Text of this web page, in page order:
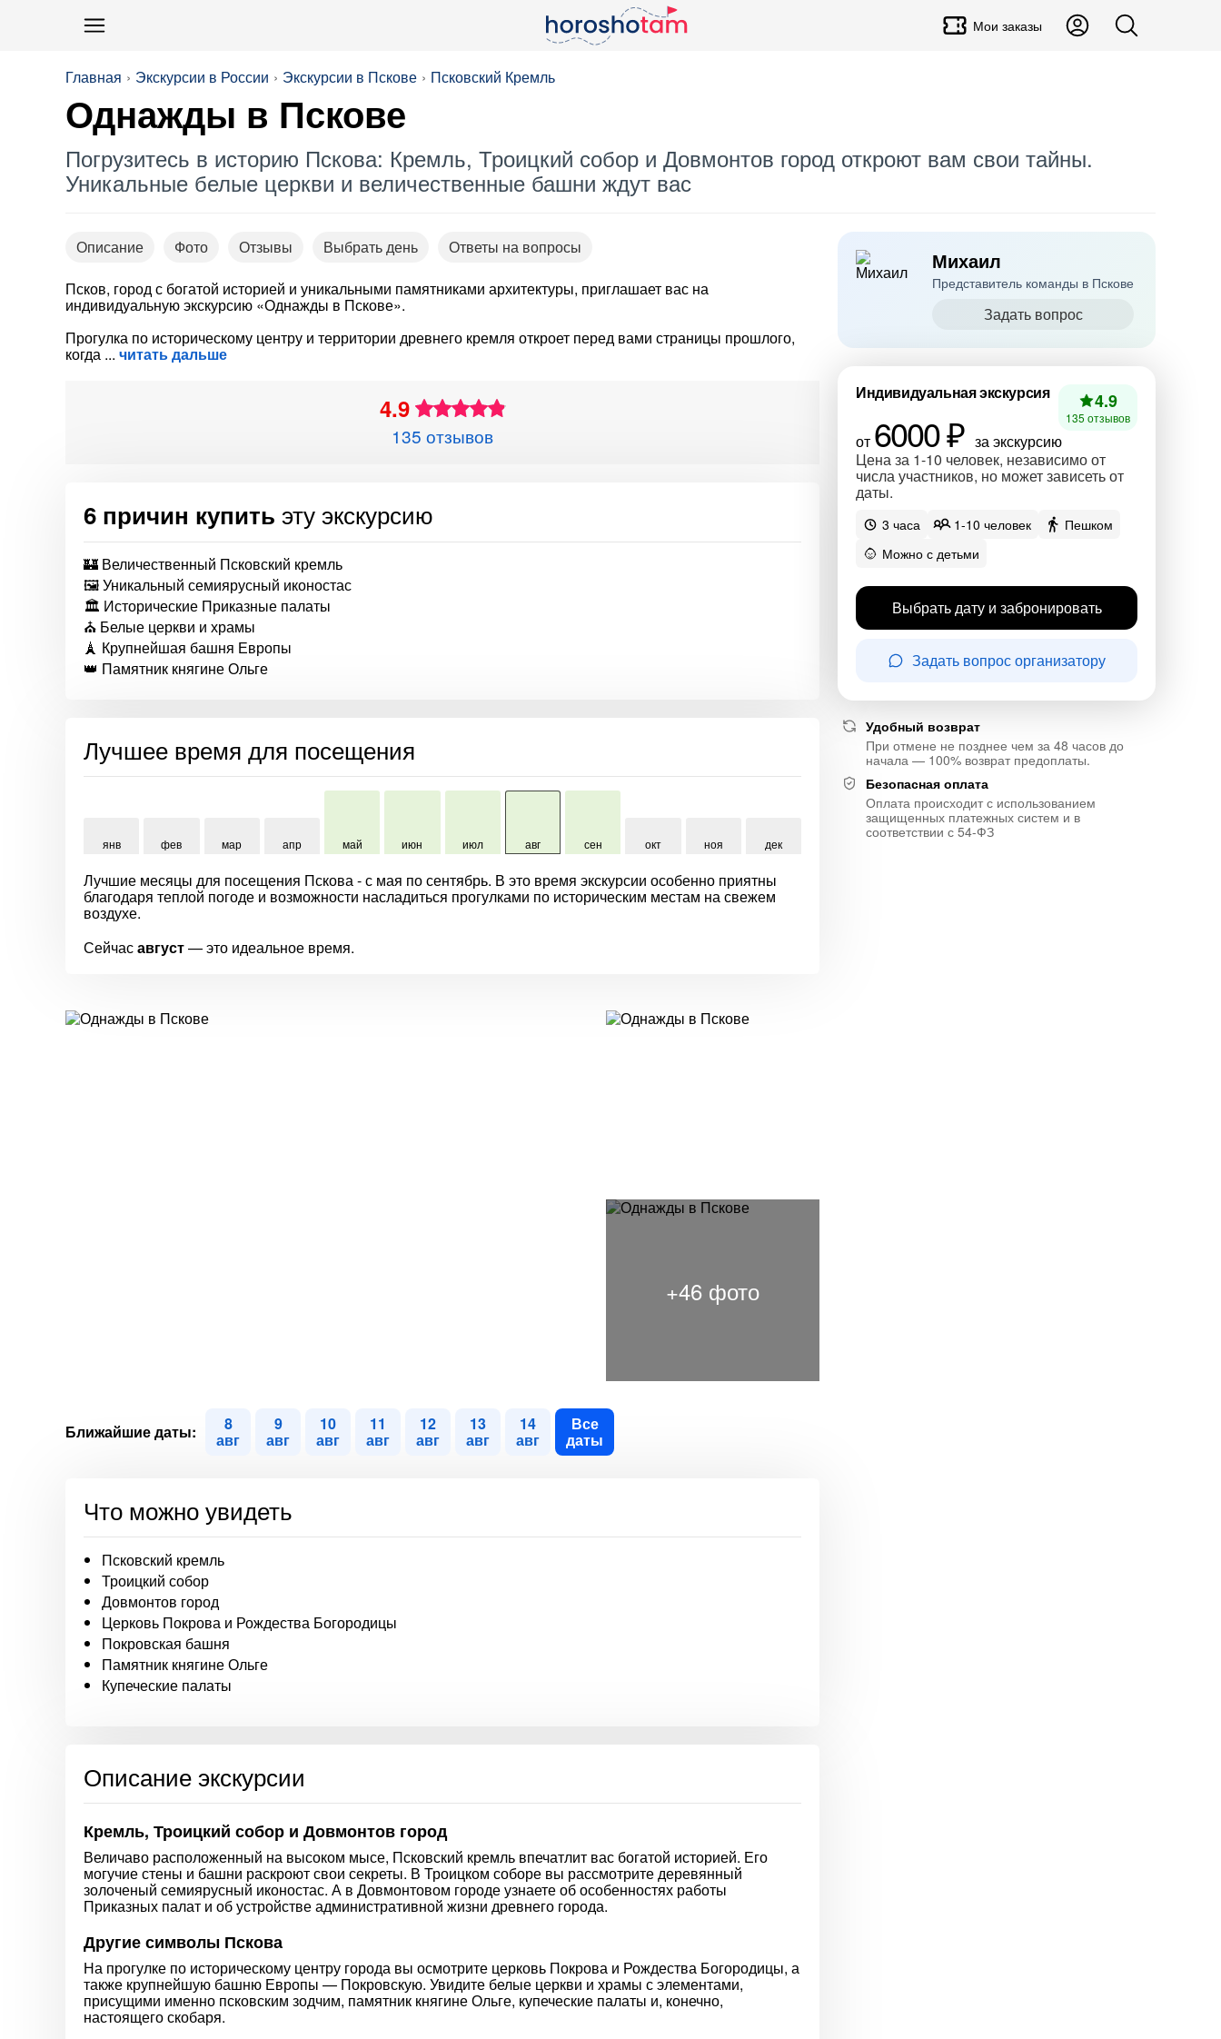
Мои заказы
Главная Экскурсии в России Экскурсии в Пскове Псковский Кремль
Однажды в Пскове
Погрузитесь в историю Пскова: Кремль, Троицкий собор и Довмонтов город откроют вам свои тайны.
Уникальные белые церкви и величественные башни ждут вас
Описание Фото Отзывы Выбрать день
Ответы на вопросы
Псков, город с богатой историей и уникальными памятниками архитектуры, приглашает вас на
индивидуальную экскурсию «Однажды в Пскове».
Прогулка по историческому центру и территории древнего кремля откроет перед вами страницы прошлого,
когда читать дальше
4.9
135 отзывов
6 причин купить эту экскурсию
🏰 Величественный Псковский кремль
🖼️ Уникальный семиярусный иконостас
🏛️ Исторические Приказные палаты
⛪ Белые церкви и храмы
🗼 Крупнейшая башня Европы
👑 Памятник княгине Ольге
Лучшее время для посещения
янв фев мар апр май июн июл авг сен окт ноя дек
Лучшие месяцы для посещения Пскова - с мая по сентябрь. В это время экскурсии особенно приятны
благодаря теплой погоде и возможности насладиться прогулками по историческим местам на свежем
воздухе.
Сейчасавгуст— это идеальное время.
Ближайшие даты: 8
авг
9
авг
10
авг
11
авг
12
авг
13
авг
14
авг
Все
даты
Что можно увидеть
Псковский кремль
Троицкий собор
Довмонтов город
Церковь Покрова и Рождества Богородицы
Покровская башня
Памятник княгине Ольге
Купеческие палаты
Описание экскурсии
Кремль, Троицкий собор и Довмонтов город
Величаво расположенный на высоком мысе, Псковский кремль впечатлит вас богатой историей. Его
могучие стены и башни раскроют свои секреты. В Троицком соборе вы рассмотрите деревянный
золоченый семиярусный иконостас. А в Довмонтовом городе узнаете об особенностях работы
Приказных палат и об устройстве административной жизни древнего города.
Другие символы Пскова
На прогулке по историческому центру города вы осмотрите церковь Покрова и Рождества Богородицы, а
также крупнейшую башню Европы — Покровскую. Увидите белые церкви и храмы с элементами,
присущими именно псковским зодчим, памятник княгине Ольге, купеческие палаты и, конечно,
настоящего скобаря.
Михаил
Представитель команды в Пскове
Задать вопрос
Индивидуальная экскурсия
от 6000 ₽ за экскурсию
Цена за 1-10 человек, независимо от
числа участников, но может зависеть от
даты.
4.9
135 отзывов
3 часа 1-10 человек
Пешком
Можно с детьми
Выбрать дату и забронировать
Задать вопрос организатору
Удобный возврат
При отмене не позднее чем за 48 часов до
начала — 100% возврат предоплаты.
Безопасная оплата
Оплата происходит с использованием
защищенных платежных систем и в
соответствии с 54-ФЗ